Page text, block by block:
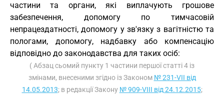
частини та органи, які виплачують грошове
забезпечення, допомогу по тимчасовій
непрацездатності, допомогу у зв'язку з вагітністю та
пологами, допомогу, надбавку або компенсацію
відповідно до законодавства для таких осіб:
( Абзац сьомий пункту 1 частини першої статті 4 із
змінами, внесеними згідно із Законом № 231-VII від
14.05.2013; в редакції Закону № 909-VIII від 24.12.2015;